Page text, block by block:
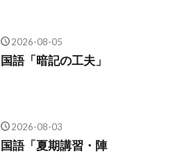
2026-08-05
国語「暗記の工夫」
2026-08-03
国語「夏期講習・陣